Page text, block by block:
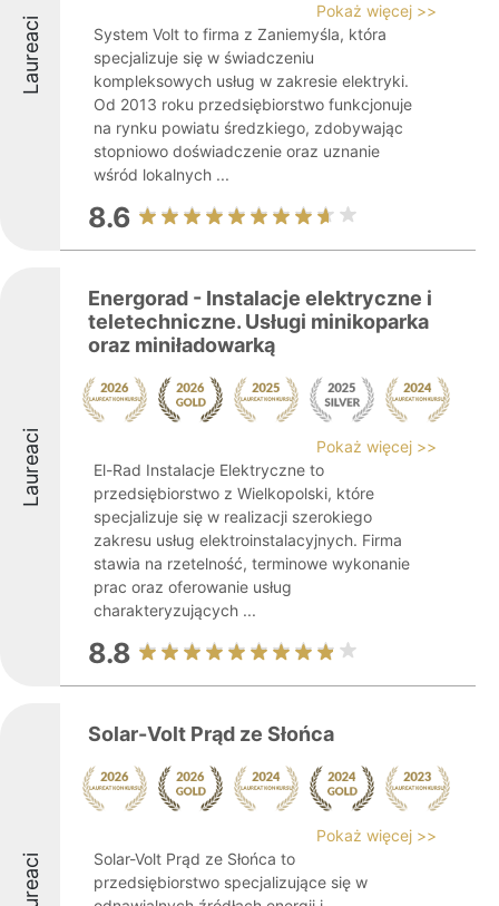
Laureaci
Pokaż więcej >>
System Volt to firma z Zaniemyśla, która
specjalizuje się w świadczeniu
kompleksowych usług w zakresie elektryki.
Od 2013 roku przedsiębiorstwo funkcjonuje
na rynku powiatu średzkiego, zdobywając
stopniowo doświadczenie oraz uznanie
wśród lokalnych ...
8.6
Laureaci
Energorad - Instalacje elektryczne i
teletechniczne. Usługi minikoparka
oraz miniładowarką
Pokaż więcej >>
El-Rad Instalacje Elektryczne to
przedsiębiorstwo z Wielkopolski, które
specjalizuje się w realizacji szerokiego
zakresu usług elektroinstalacyjnych. Firma
stawia na rzetelność, terminowe wykonanie
prac oraz oferowanie usług
charakteryzujących ...
8.8
Solar-Volt Prąd ze Słońca
Pokaż więcej >>
Solar-Volt Prąd ze Słońca to
przedsiębiorstwo specjalizujące się w